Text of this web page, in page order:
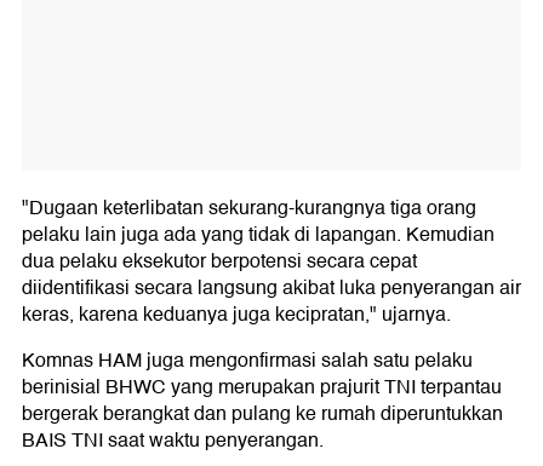
"Dugaan keterlibatan sekurang-kurangnya tiga orang
pelaku lain juga ada yang tidak di lapangan. Kemudian
dua pelaku eksekutor berpotensi secara cepat
diidentifikasi secara langsung akibat luka penyerangan air
keras, karena keduanya juga kecipratan," ujarnya.
Komnas HAM juga mengonfirmasi salah satu pelaku
berinisial BHWC yang merupakan prajurit TNI terpantau
bergerak berangkat dan pulang ke rumah diperuntukkan
BAIS TNI saat waktu penyerangan.